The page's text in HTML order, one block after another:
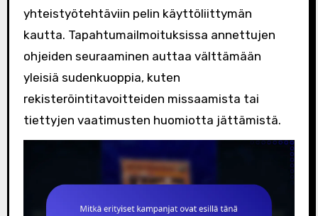
yhteistyötehtäviin pelin käyttöliittymän
kautta. Tapahtumailmoituksissa annettujen
ohjeiden seuraaminen auttaa välttämään
yleisiä sudenkuoppia, kuten
rekisteröintitavoitteiden missaamista tai
tiettyjen vaatimusten huomiotta jättämistä.